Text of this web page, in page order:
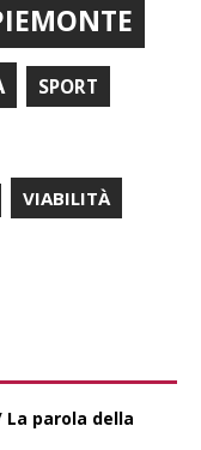
SPORT
VIABILITÀ
parola della